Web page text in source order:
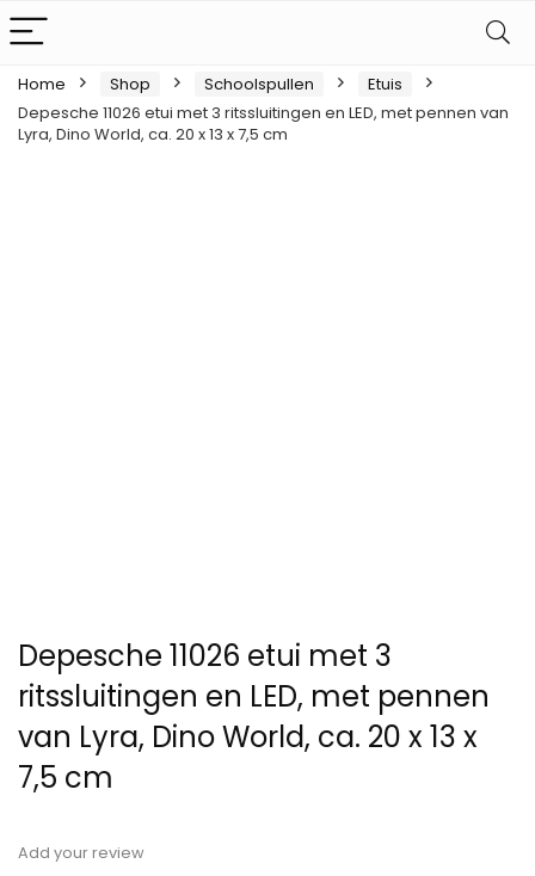
Home Shop Schoolspullen
Etuis
Depesche 11026 etui met 3 ritssluitingen en LED, met pennen van
Lyra, Dino World, ca. 20 x 13 x 7,5 cm
Depesche 11026 etui met 3
ritssluitingen en LED, met pennen
van Lyra, Dino World, ca. 20 x 13 x
7,5 cm
Add your review